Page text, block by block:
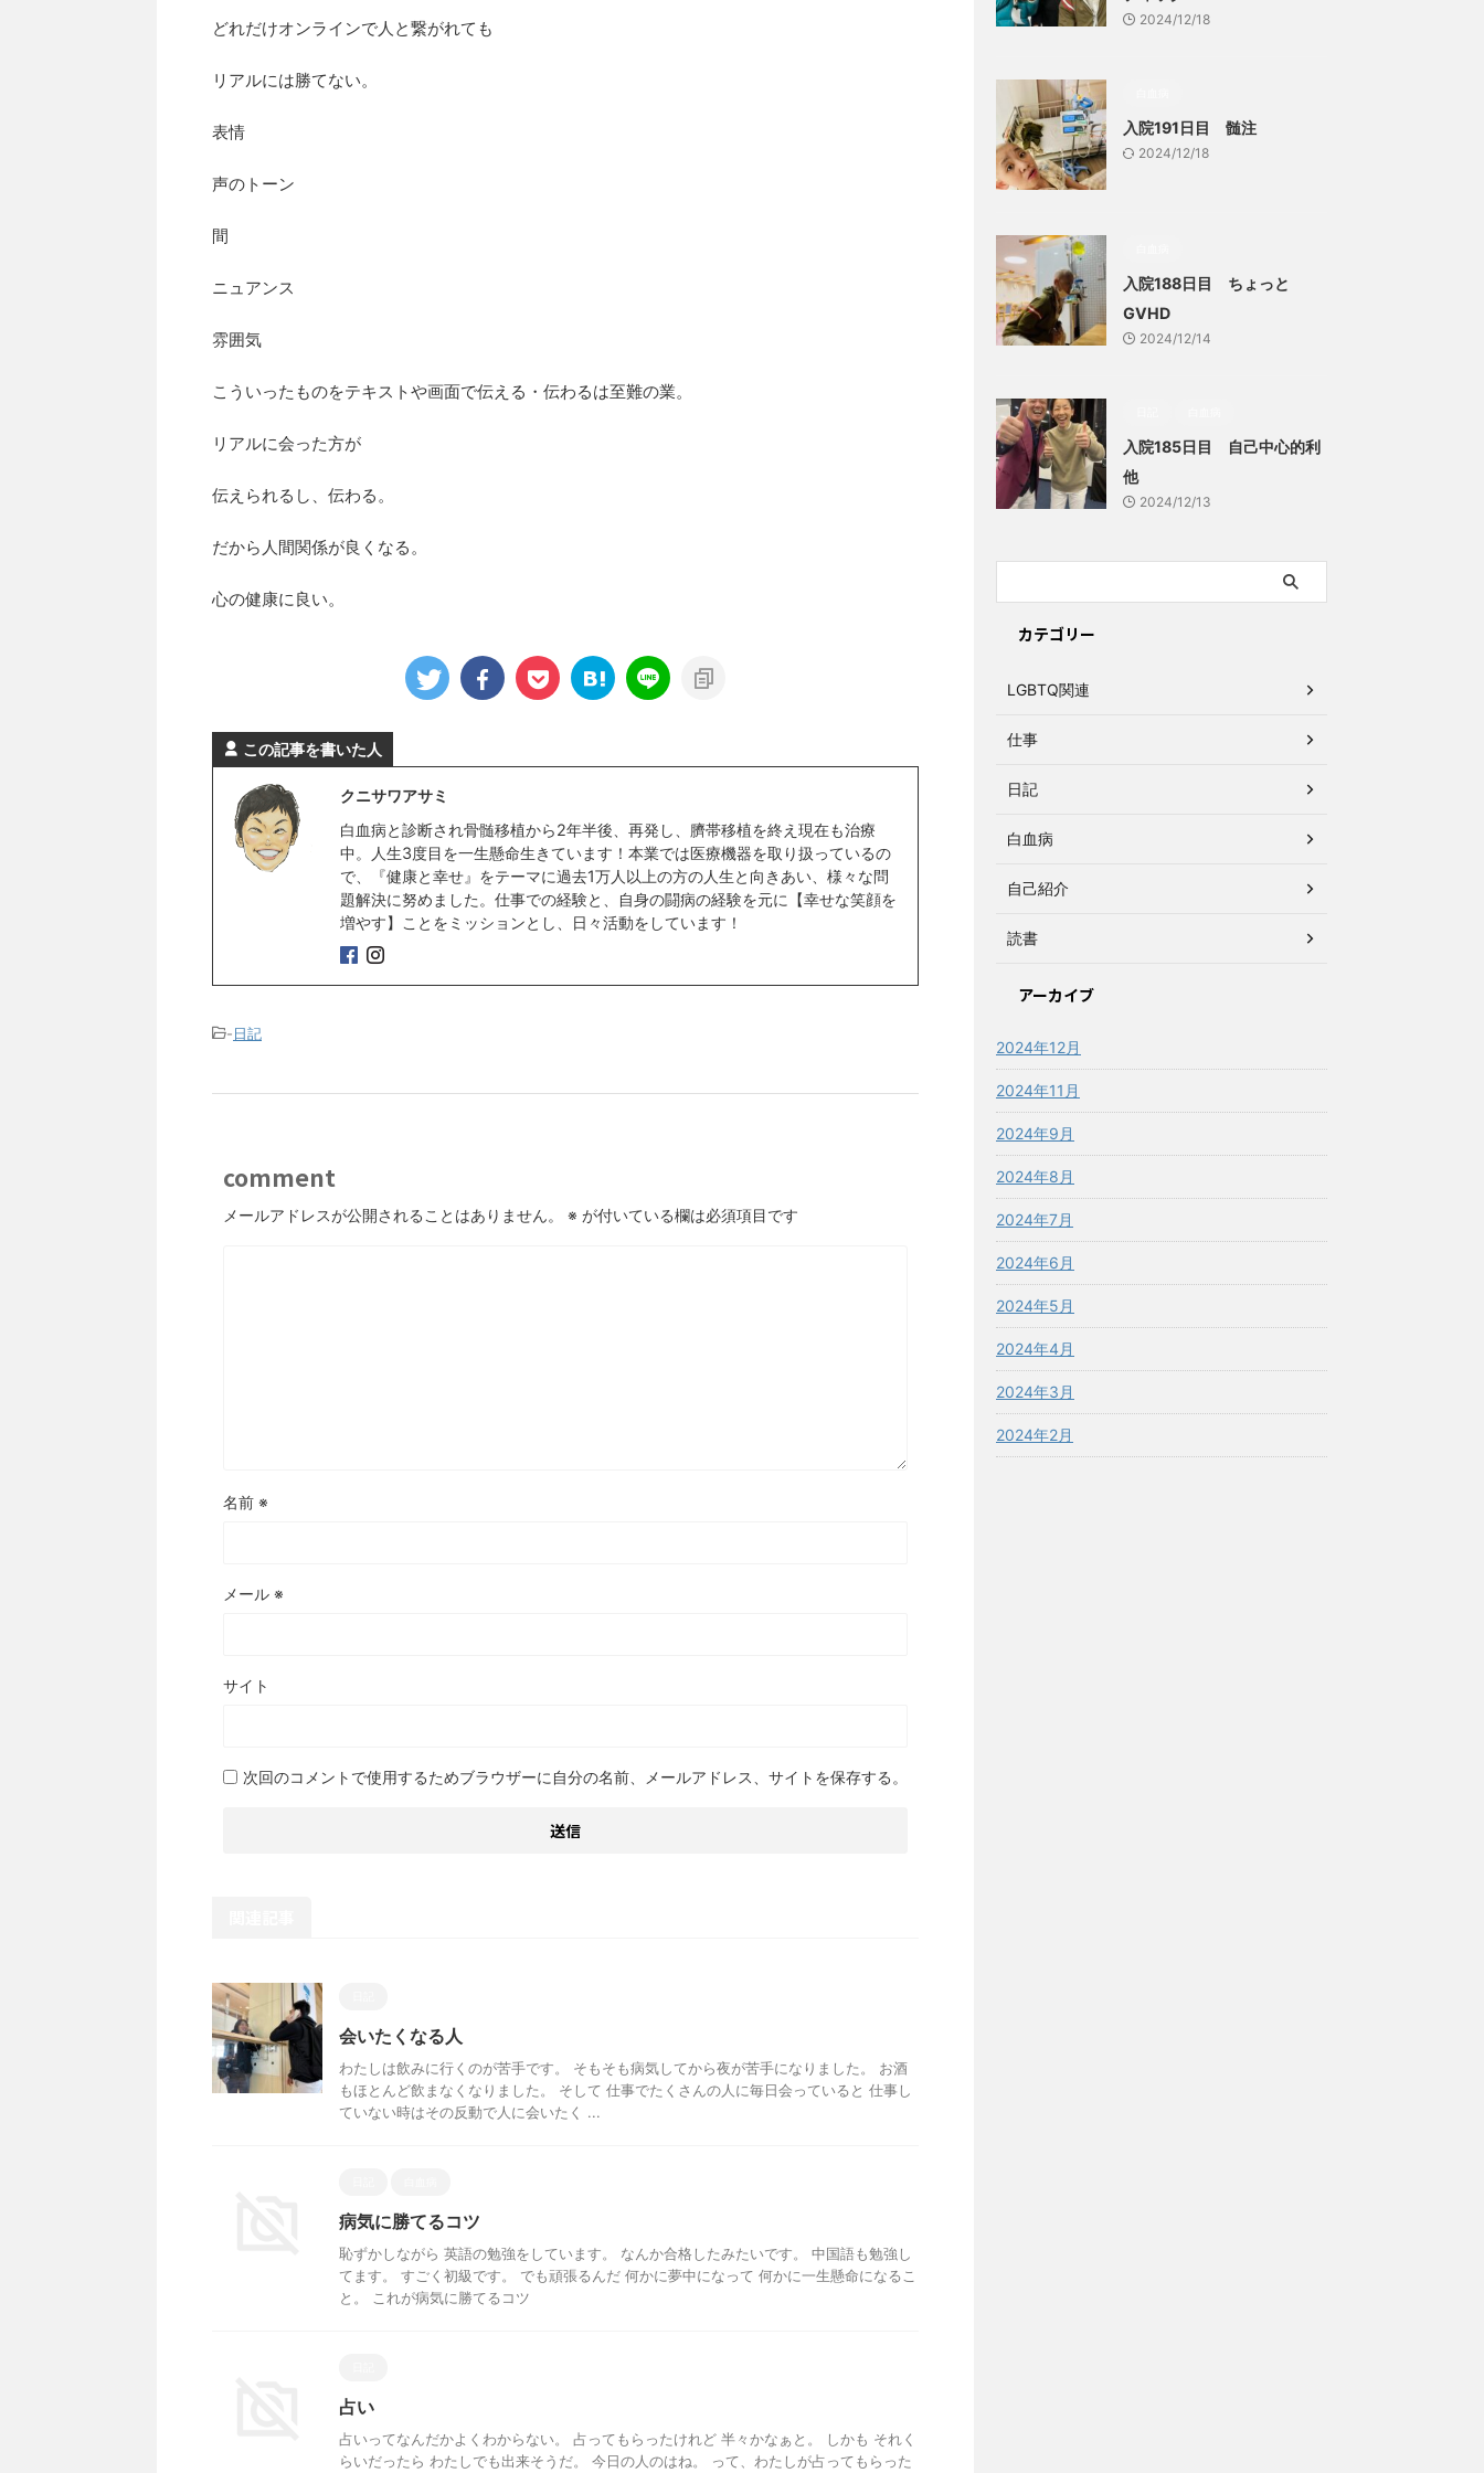
どれだけオンラインで人と繋がれても
リアルには勝てない。
表情
声のトーン
間
ニュアンス
雰囲気
こういったものをテキストや画面で伝える・伝わるは至難の業。
リアルに会った方が
伝えられるし、伝わる。
だから人間関係が良くなる。
心の健康に良い。
この記事を書いた人
クニサワアサミ
白血病と診断され骨髄移植から2年半後、再発し、臍帯移植を終え現在も治療
中。人生3度目を一生懸命生きています！本業では医療機器を取り扱っているの
で、『健康と幸せ』をテーマに過去1万人以上の方の人生と向きあい、様々な問
題解決に努めました。仕事での経験と、自身の闘病の経験を元に【幸せな笑顔を
増やす】ことをミッションとし、日々活動をしています！
-日記
comment
メールアドレスが公開されることはありません。 ※ が付いている欄は必須項目です
名前 ※
メール ※
サイト
次回のコメントで使用するためブラウザーに自分の名前、メールアドレス、サイトを保存する。
会いたくなる人
わたしは飲みに行くのが苦手です。 そもそも病気してから夜が苦手になりました。 お酒
もほとんど飲まなくなりました。 そして 仕事でたくさんの人に毎日会っていると 仕事し
ていない時はその反動で人に会いたく ...
病気に勝てるコツ
恥ずかしながら 英語の勉強をしています。 なんか合格したみたいです。 中国語も勉強し
てます。 すごく初級です。 でも頑張るんだ 何かに夢中になって 何かに一生懸命になるこ
と。 これが病気に勝てるコツ
占い
占いってなんだかよくわからない。 占ってもらったけれど 半々かなぁと。 しかも それく
らいだったら わたしでも出来そうだ。 今日の人のはね。 って、わたしが占ってもらった
2024/12/18
入院191日目 髄注
2024/12/18
入院188日目 ちょっと
GVHD
2024/12/14
入院185日目 自己中心的利
他
2024/12/13
カテゴリー
LGBTQ関連
仕事
日記
白血病
自己紹介
読書
アーカイブ
2024年12月
2024年11月
2024年9月
2024年8月
2024年7月
2024年6月
2024年5月
2024年4月
2024年3月
2024年2月